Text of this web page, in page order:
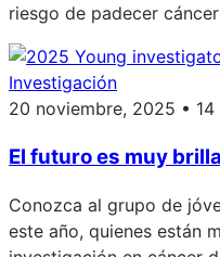
riesgo de padecer
Investigación
20 noviembre, 2025 • 14
El futuro es muy
Conozca al grupo de
este año, quienes están